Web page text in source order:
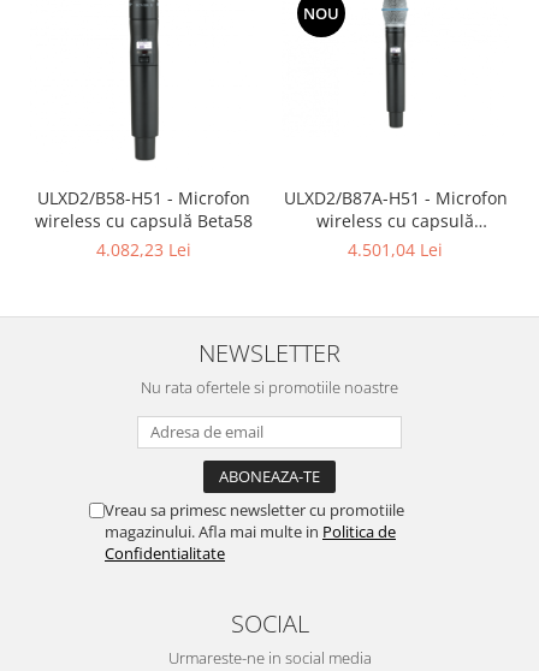
ULXD2/B58-H51 - Microfon
wireless cu capsulă Beta58
4.082,23 Lei
NOU
ULXD2/B87A-H51 - Microfon
wireless cu capsulă
Beta87A
4.501,04 Lei
NEWSLETTER
Nu rata ofertele si promotiile noastre
Vreau sa primesc newsletter cu promotiile
magazinului. Afla mai multe in Politica de
Confidentialitate
SOCIAL
Urmareste-ne in social media